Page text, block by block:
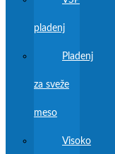
pladenj
Pladenj
za sveže
meso
Visoko